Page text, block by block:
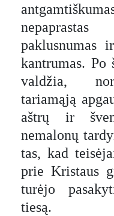
paklusnumas
kantrumas. Po
valdžia,
tariamąją
aštrų ir
nemalonų
tas, kad
prie Kristaus
turėjo
tiesą.